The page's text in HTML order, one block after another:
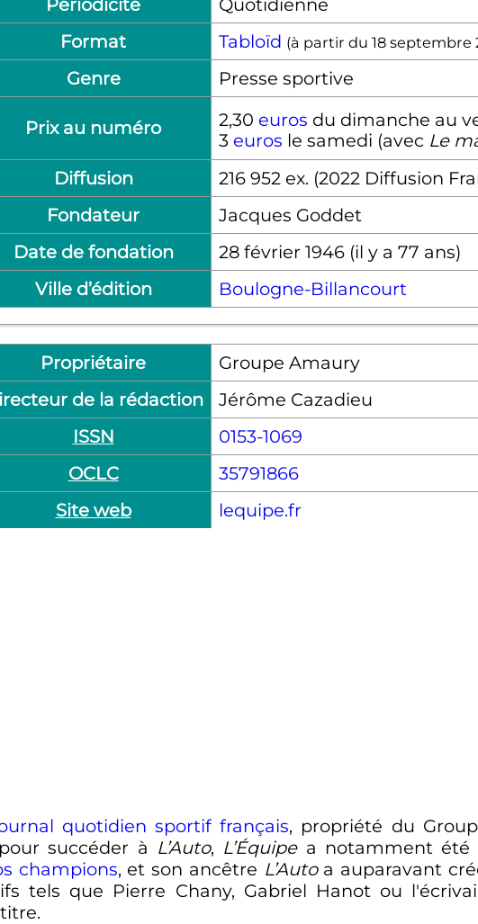
Format
Tabloïd (à partir du 18 septembre
Genre Presse sportive
Prix au numéro 2,30 euros du dimanche au
3 euros le samedi (avec Le
Diffusion
216 952 ex. (2022 Diffusion
Fondateur
Jacques Goddet
Date de fondation
28 février 1946(il y a 77 ans)
Ville d’édition
Boulogne-Billancourt
Propriétaire
Groupe Amaury
de la rédaction
Jérôme Cazadieu
ISSN
0153-1069
OCLC
35791866
Site web
lequipe.fr
quotidien sportif français, propriété du
succéder à L’Auto, L’Équipea notamment été
champions, et son ancêtre L’Autoa auparavant
tels que Pierre Chany, Gabriel Hanot ou